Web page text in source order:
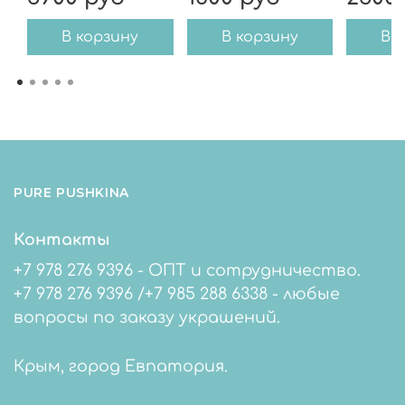
В корзину В корзину В
PURE PUSHKINA
Контакты
+7 978 276 9396 - ОПТ и сотрудничество.
+7 978 276 9396 /+7 985 288 6338 - любые
вопросы по заказу украшений.
Крым, город Евпатория.